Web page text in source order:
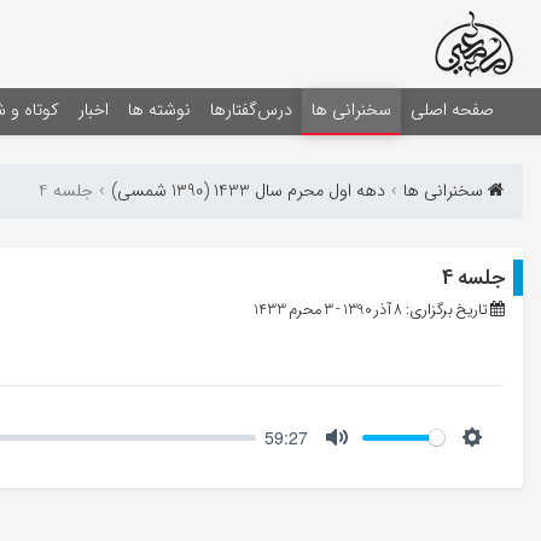
صفحه اصلی سخنرانی ها درس‌گفتارها نوشته ها اخبار کوتاه و
سخنرانی ها دهه اول محرم سال 1433 (1390 شمسی) جلسه 4
جلسه 4
تاریخ برگزاری: 8 آذر 1390 - 3 محرم 1433
59:27